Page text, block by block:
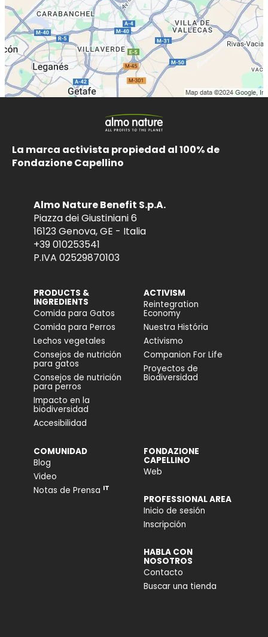
La marca activista propiedad al 100% de
Fondazione Capellino
Almo Nature Benefit S.p.A.
Piazza dei Giustiniani 6
16123 Genova, GE - Italia
+39 010253541
P.IVA 02529870103
PRODUCTS &
INGREDIENTS
Comida para Gatos
Comida para Perros
Lechos vegetales
Consejos de nutrición
para gatos
Consejos de nutrición
para perros
Impacto en la
biodiversidad
Accesibilidad
ACTIVISM
Reintegration
Economy
Nuestra História
Activismo
Companion For Life
Proyectos de
Biodiversidad
COMUNIDAD
Blog
Video
Notas de Prensa IT
FONDAZIONE
CAPELLINO
Web
PROFESSIONAL AREA
Inicio de sesión
Inscripción
HABLA CON
NOSOTROS
Contacto
Buscar una tienda